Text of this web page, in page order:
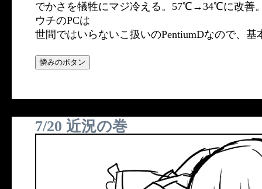
でかさを犠牲にマジ冷える。57℃→34℃に改善
ウチのPCは
世間ではいらないこ扱いのPentiumDなので、
7/20 近況の巻